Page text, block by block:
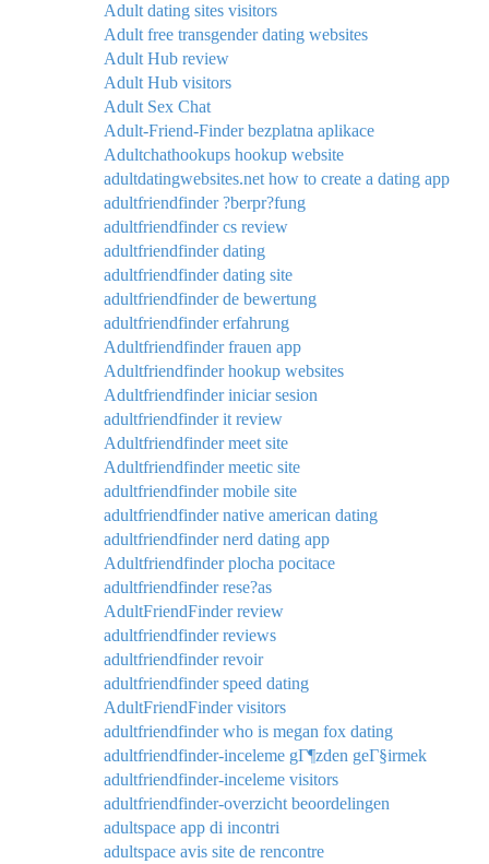
Adult dating sites visitors
Adult free transgender dating websites
Adult Hub review
Adult Hub visitors
Adult Sex Chat
Adult-Friend-Finder bezplatna aplikace
Adultchathookups hookup website
adultdatingwebsites.net how to create a dating app
adultfriendfinder ?berpr?fung
adultfriendfinder cs review
adultfriendfinder dating
adultfriendfinder dating site
adultfriendfinder de bewertung
adultfriendfinder erfahrung
Adultfriendfinder frauen app
Adultfriendfinder hookup websites
Adultfriendfinder iniciar sesion
adultfriendfinder it review
Adultfriendfinder meet site
Adultfriendfinder meetic site
adultfriendfinder mobile site
adultfriendfinder native american dating
adultfriendfinder nerd dating app
Adultfriendfinder plocha pocitace
adultfriendfinder rese?as
AdultFriendFinder review
adultfriendfinder reviews
adultfriendfinder revoir
adultfriendfinder speed dating
AdultFriendFinder visitors
adultfriendfinder who is megan fox dating
adultfriendfinder-inceleme gГ¶zden geГ§irmek
adultfriendfinder-inceleme visitors
adultfriendfinder-overzicht beoordelingen
adultspace app di incontri
adultspace avis site de rencontre